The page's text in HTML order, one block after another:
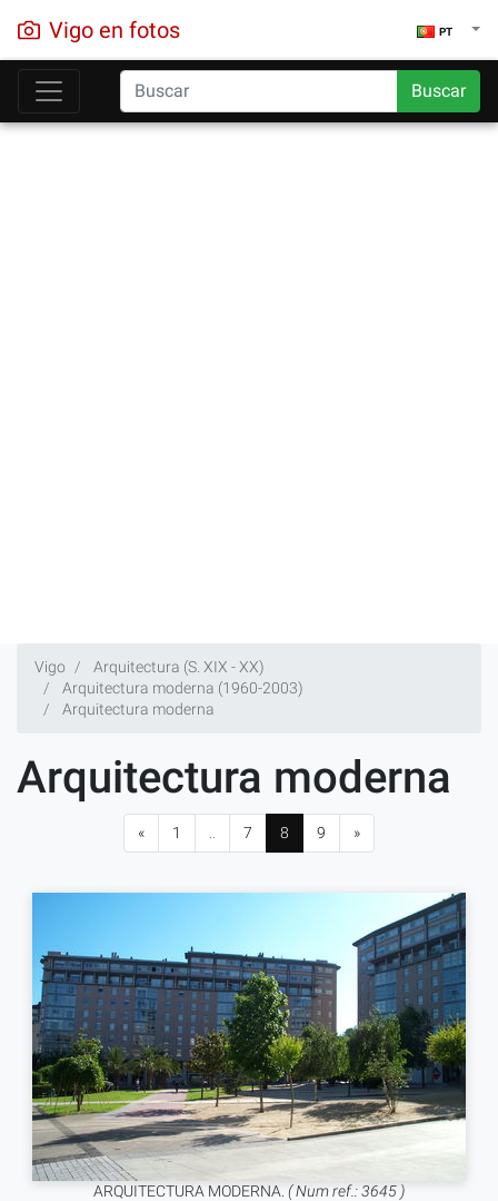
Vigo en fotos PT
Buscar
Vigo
Arquitectura (S. XIX - XX)
Arquitectura moderna (1960-2003)
Arquitectura moderna
Arquitectura moderna
« 1 7 8 9 »
ARQUITECTURA MODERNA. ( Num ref.: 3645 )